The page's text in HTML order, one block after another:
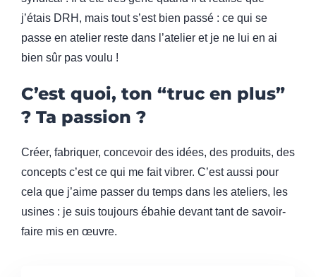
j’étais DRH, mais tout s’est bien passé : ce qui se
passe en atelier reste dans l’atelier et je ne lui en ai
bien sûr pas voulu !
C’est quoi, ton “truc en plus”
? Ta passion ?
Créer, fabriquer, concevoir des idées, des produits, des
concepts c’est ce qui me fait vibrer. C’est aussi pour
cela que j’aime passer du temps dans les ateliers, les
usines : je suis toujours ébahie devant tant de savoir-
faire mis en œuvre.